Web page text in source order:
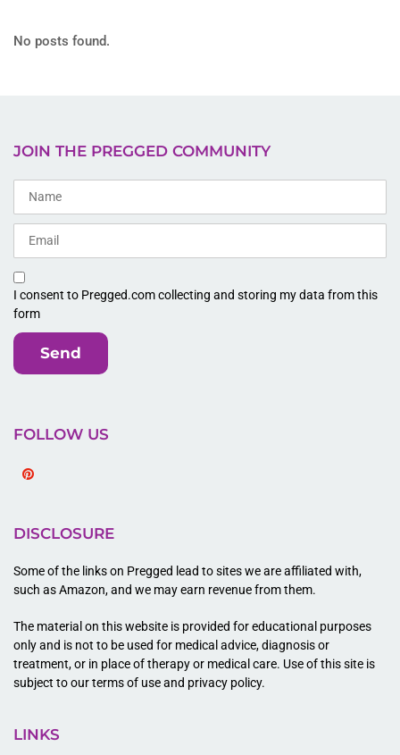
No posts found.
JOIN THE PREGGED COMMUNITY
I consent to Pregged.com collecting and storing my data from this
form
Send
FOLLOW US
DISCLOSURE
Some of the links on Pregged lead to sites we are affiliated with,
such as Amazon, and we may earn revenue from them.
The material on this website is provided for educational purposes
only and is not to be used for medical advice, diagnosis or
treatment, or in place of therapy or medical care. Use of this site is
subject to our terms of use and privacy policy.
LINKS